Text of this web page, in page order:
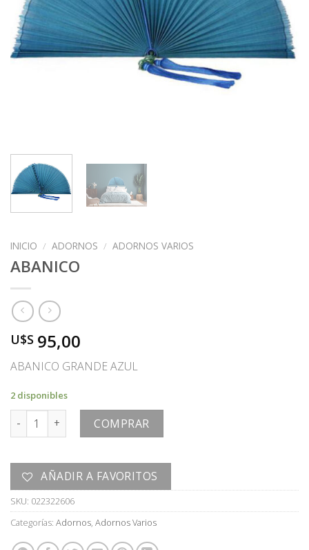
INICIO / ADORNOS / ADORNOS VARIOS
ABANICO
U$S 95,00
ABANICO GRANDE AZUL
2 disponibles
ABANICO cantidadCOMPRAR
AÑADIR A FAVORITOS
SKU: 022322606
Categorías: Adornos, Adornos Varios